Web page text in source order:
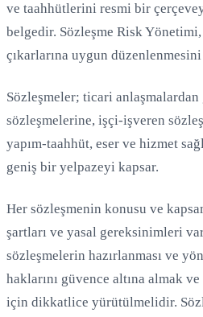
ve taahhütlerini resmi bir
belgedir. Sözleşme Risk
çıkarlarına uygun
Sözleşmeler; ticari
sözleşmelerine, işçi-işveren
yapım-taahhüt, eser ve hizmet
geniş bir yelpazeyi kapsar.
Her sözleşmenin konusu ve
şartları ve yasal gereksinimleri
sözleşmelerin hazırlanması ve
haklarını güvence altına almak
için dikkatlice yürütülmelidir.